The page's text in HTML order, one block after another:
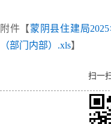
附件【蒙阴县住建局
（部门内部）.xls】
扫一